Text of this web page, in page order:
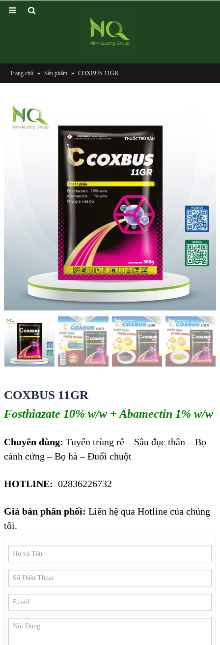
Trang chủ » Sản phẩm » COXBUS 11GR
COXBUS 11GR
Fosthiazate 10% w/w + Abamectin 1% w/w
Chuyên dùng: Tuyến trùng rễ – Sâu đục thân – Bọ
cánh cứng – Bọ hà – Đuổi chuột
HOTLINE: 02836226732
Giá bán phân phối: Liên hệ qua Hotline của chúng
tôi.